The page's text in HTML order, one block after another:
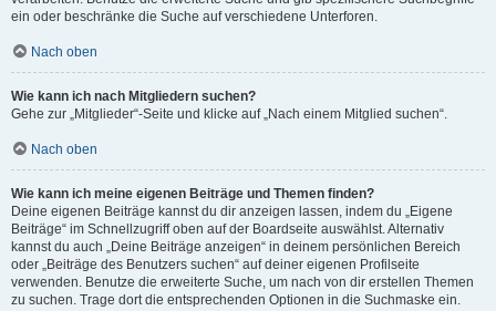
ein oder beschränke die Suche auf verschiedene Unterforen.
Nach oben
Wie kann ich nach Mitgliedern suchen?
Gehe zur „Mitglieder“-Seite und klicke auf „Nach einem Mitglied suchen“.
Nach oben
Wie kann ich meine eigenen Beiträge und Themen finden?
Deine eigenen Beiträge kannst du dir anzeigen lassen, indem du „Eigene
Beiträge“ im Schnellzugriff oben auf der Boardseite auswählst. Alternativ
kannst du auch „Deine Beiträge anzeigen“ in deinem persönlichen Bereich
oder „Beiträge des Benutzers suchen“ auf deiner eigenen Profilseite
verwenden. Benutze die erweiterte Suche, um nach von dir erstellen Themen
zu suchen. Trage dort die entsprechenden Optionen in die Suchmaske ein.